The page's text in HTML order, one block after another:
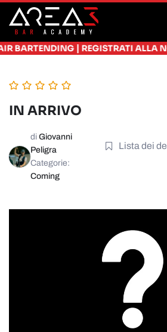
Skip to main content
|REGISTRATI ALLA
IN ARRIVO
di Giovanni
Peligra
Categorie:
Coming
Lista dei